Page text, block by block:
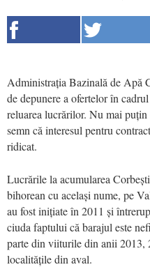
Administrația Bazinală de Apă
de depunere a ofertelor în
reluarea lucrărilor. Nu mai puțin
semn că interesul pentru
ridicat.
Lucrările la acumularea
bihorean cu același nume, pe
au fost inițiate în 2011 și
ciuda faptului că barajul este
parte din viiturile din anii 2013,
localitățile din aval.